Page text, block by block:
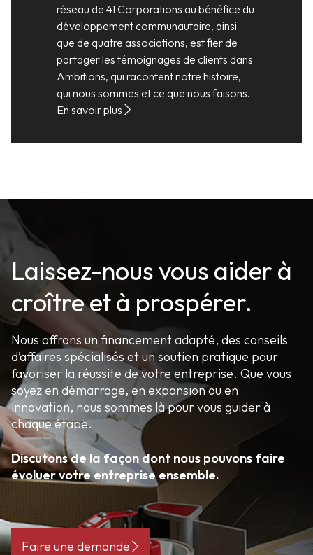
réseau de 41 Corporations au bénéfice du
développement communautaire, ainsi
que de quatre associations, est fier de
partager les témoignages de clients dans
Ambitions, qui racontent notre histoire,
qui nous sommes et ce que nous faisons.
En savoir plus
Laissez-nous vous aider à
croître et à prospérer.
Nous offrons un financement adapté, des conseils
d’affaires spécialisés et un soutien pratique pour
favoriser la réussite de votre entreprise. Que vous
soyez en démarrage, en expansion ou en
innovation, nous sommes là pour vous guider à
chaque étape.
Discutons de la façon dont nous pouvons faire
évoluer votre entreprise ensemble.
Faire une demande